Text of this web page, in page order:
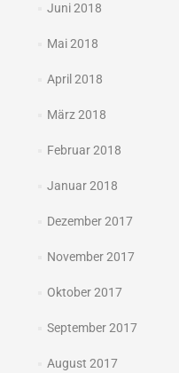
Juni 2018
Mai 2018
April 2018
März 2018
Februar 2018
Januar 2018
Dezember 2017
November 2017
Oktober 2017
September 2017
August 2017